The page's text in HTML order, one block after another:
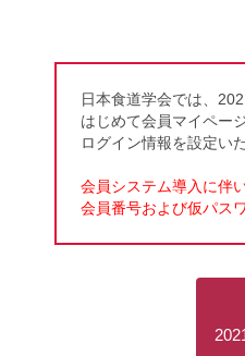
日本食道学会では、
はじめて会員マイペー
ログイン情報を設定い
会員システム導入に伴
会員番号および仮パス